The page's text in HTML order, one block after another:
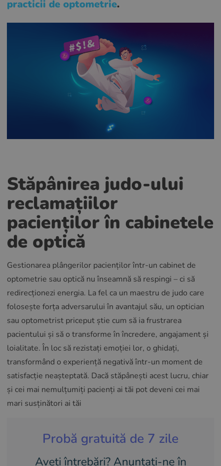
practicii de optometrie.
Stăpânirea judo-ului
reclamațiilor
pacienților în cabinetele
de optică
Gestionarea plângerilor pacienților într-un cabinet de
optometrie sau optică nu înseamnă să respingi – ci să
redirecționezi energia. La fel ca un maestru de judo care
folosește forța adversarului în avantajul său, un optician
sau optometrist priceput știe cum să ia frustrarea
pacientului și să o transforme în încredere, angajament și
loialitate. În loc să rezistați emoției lor, o ghidați,
transformând o experiență negativă într-un moment de
satisfacție neașteptată. Dacă stăpânești acest lucru, chiar
și cei mai nemulțumiți pacienți ai tăi pot deveni cei mai
mari susținători ai tăi
Probă gratuită de 7 zile
Aveți întrebări? Anunțați-ne în